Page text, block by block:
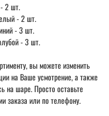
2 шт.
- 2 шт.
- 3 шт.
- 3 шт.
вы можете изменить
на Ваше усмотрение, а также
на шаре. Просто оставьте
заказа или по телефону.